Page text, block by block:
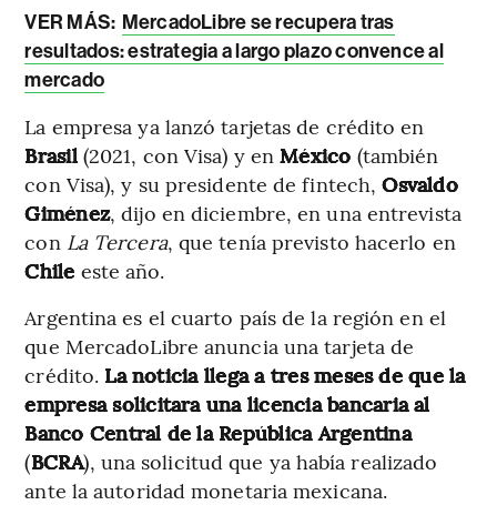
VER MÁS: MercadoLibre se recupera tras
resultados: estrategia a largo plazo convence al
mercado
La empresa ya lanzó tarjetas de crédito en
Brasil(2021, con Visa) y enMéxico (también
con Visa), y su presidente de fintech,Osvaldo
Giménez, dijo en diciembre, en una entrevista
con La Tercera, que tenía previsto hacerlo en
Chile este año.
Argentina es el cuarto país de la región en el
que MercadoLibre anuncia una tarjeta de
crédito. La noticia llega a tres meses de que la
empresa solicitara una licencia bancaria al
Banco Central de la República Argentina
(BCRA), una solicitud que ya había realizado
ante la autoridad monetaria mexicana.